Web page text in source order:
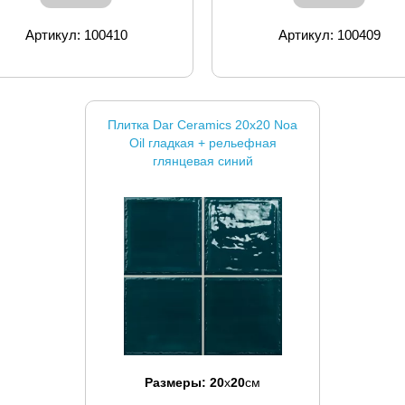
Артикул: 100410 Артикул: 100409
Плитка Dar Ceramics 20x20 Noa
Oil гладкая + рельефная
глянцевая синий
Размеры: 20x20см